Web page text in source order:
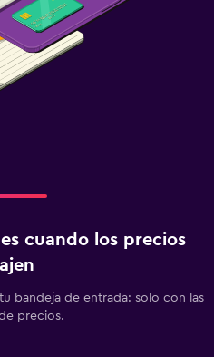
cuando los precios
bandeja de entrada: solo con las
precios.